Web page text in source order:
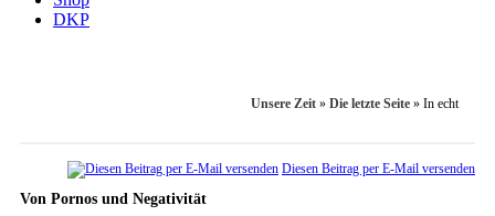
DKP
Unsere Zeit » Die letzte Seite » In echt
Diesen Beitrag per E-Mail versenden
Von Pornos und Negativität